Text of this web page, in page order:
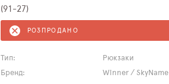
(91-27)
РОЗПРОДАНО
Тип:
Рюкзаки
Бренд:
Winner / SkyName